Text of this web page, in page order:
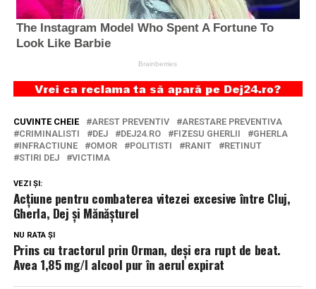
CUVINTE CHEIE AREST PREVENTIV
ARESTARE PREVENTIVA
CRIMINALISTI
DEJ DEJ24.RO FIZESU GHERLII
GHERLA
INFRACTIUNE
OMOR POLITISTI RANIT
RETINUT
STIRI DEJ
VICTIMA
VEZI ȘI:
Acțiune pentru combaterea vitezei excesive între Cluj,
Gherla, Dej și Mănășturel
NU RATA ȘI
Prins cu tractorul prin Orman, deși era rupt de beat.
Avea 1,85 mg/l alcool pur în aerul expirat